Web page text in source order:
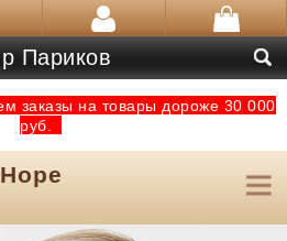
Париков
заказы на товары дороже 30 000
руб.